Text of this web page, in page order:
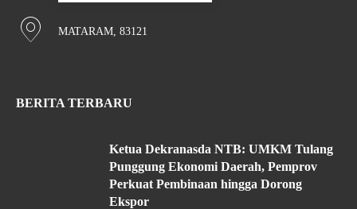
MATARAM, 83121
BERITA TERBARU
Ketua Dekranasda NTB: UMKM Tulang
Punggung Ekonomi Daerah, Pemprov
Perkuat Pembinaan hingga Dorong
Ekspor